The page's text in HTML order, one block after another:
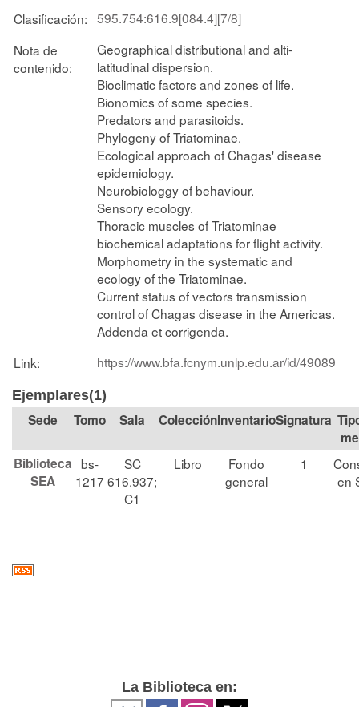
Clasificación: 595.754:616.9[084.4][7/8]
Nota de
contenido:
Geographical distributional and alti-
latitudinal dispersion.
Bioclimatic factors and zones of life.
Bionomics of some species.
Predators and parasitoids.
Phylogeny of Triatominae.
Ecological approach of Chagas' disease
epidemiology.
Neurobiologgy of behaviour.
Sensory ecology.
Thoracic muscles of Triatominae
biochemical adaptations for flight activity.
Morphometry in the systematic and
ecology of the Triatominae.
Current status of vectors transmission
control of Chagas disease in the Americas.
Addenda et corrigenda.
Link:
https://www.bfa.fcnym.unlp.edu.ar/id/49089
Ejemplares(1)
Tomo Sala Colección Signatura
Biblioteca
SEA
bs-
1217
SC
616.937;
C1
Libro
Fondo
general
1
en
La Biblioteca en: